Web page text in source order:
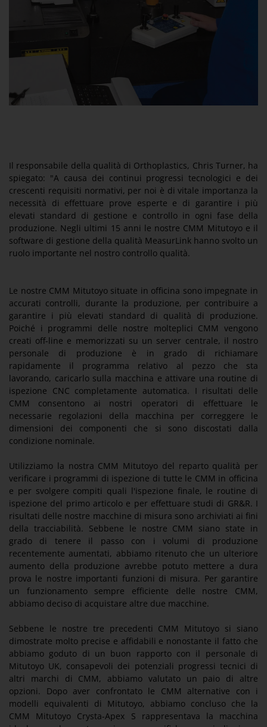
Il responsabile della qualità di Orthoplastics, Chris Turner, ha
spiegato: "A causa dei continui progressi tecnologici e dei
crescenti requisiti normativi, per noi è di vitale importanza la
necessità di effettuare prove esperte e di garantire i più
elevati standard di gestione e controllo in ogni fase della
produzione. Negli ultimi 15 anni le nostre CMM Mitutoyo e il
software di gestione della qualità MeasurLink hanno svolto un
ruolo importante nel nostro controllo qualità.
Le nostre CMM Mitutoyo situate in officina sono impegnate in
accurati controlli, durante la produzione, per contribuire a
garantire i più elevati standard di qualità di produzione.
Poiché i programmi delle nostre molteplici CMM vengono
creati off-line e memorizzati su un server centrale, il nostro
personale di produzione è in grado di richiamare
rapidamente il programma relativo al pezzo che sta
lavorando, caricarlo sulla macchina e attivare una routine di
ispezione CNC completamente automatica. I risultati delle
CMM consentono ai nostri operatori di effettuare le
necessarie regolazioni della macchina per correggere le
dimensioni dei componenti che si sono discostati dalla
condizione nominale.
Utilizziamo la nostra CMM Mitutoyo del reparto qualità per
verificare i programmi di ispezione di tutte le CMM in officina
e per svolgere compiti quali l'ispezione finale, le routine di
ispezione del primo articolo e per effettuare studi di GR&R. I
risultati delle nostre macchine di misura sono archiviati ai fini
della tracciabilità. Sebbene le nostre CMM siano state in
grado di tenere il passo con i volumi di produzione
recentemente aumentati, abbiamo ritenuto che un ulteriore
aumento della produzione avrebbe potuto mettere a dura
prova le nostre importanti funzioni di misura. Per garantire
un funzionamento sempre efficiente delle nostre CMM,
abbiamo deciso di acquistare altre due macchine.
Sebbene le nostre tre precedenti CMM Mitutoyo si siano
dimostrate molto precise e affidabili e nonostante il fatto che
abbiamo goduto di un buon rapporto con il personale di
Mitutoyo UK, consapevoli dei potenziali progressi tecnici di
altri marchi di CMM, abbiamo valutato un paio di altre
opzioni. Dopo aver confrontato le CMM alternative con i
modelli equivalenti di Mitutoyo, abbiamo concluso che la
CMM Mitutoyo Crysta-Apex S rappresentava la macchina